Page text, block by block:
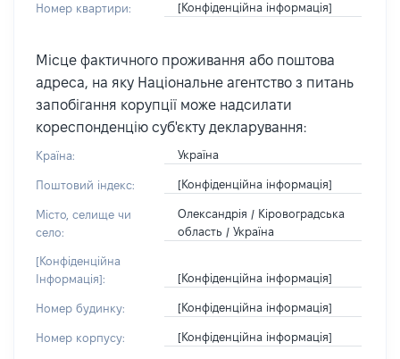
Номер квартири: [Конфіденційна інформація]
Місце фактичного проживання або поштова
адреса, на яку Національне агентство з питань
запобігання корупції може надсилати
кореспонденцію суб'єкту декларування:
Країна: Україна
Поштовий індекс: [Конфіденційна інформація]
Місто, селище чи
село:
Олександрія / Кіровоградська
область / Україна
[Конфіденційна
Інформація]:
[Конфіденційна інформація]
Номер будинку: [Конфіденційна інформація]
Номер корпусу: [Конфіденційна інформація]